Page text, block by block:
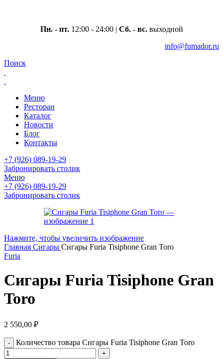
Пн. - пт.12:00 - 24:00 | Сб. - вс.выходной
info@fumador.ru
Поиск
Меню
Ресторан
Каталог
Новости
Блог
Контакты
+7 (926) 089-19-29
Забронировать столик
Меню
+7 (926) 089-19-29
Забронировать столик
Нажмите, чтобы увеличить изображение
Главная Сигары Сигары Furia Tisiphone Gran Toro
Furia
Сигары Furia Tisiphone Gran
Toro
2 550,00 ₽
Количество товара Сигары Furia Tisiphone Gran Toro